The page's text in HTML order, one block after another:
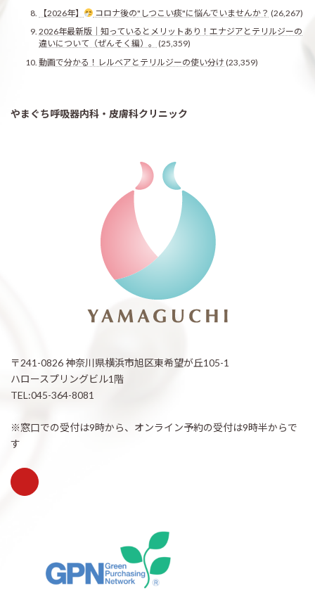
【2026年】
コロナ後の"しつこい痰"に悩んでいませんか？ (26,267)
2026年最新版｜知っているとメリットあり！エナジアとテリルジーの
違いについて（ぜんそく編）。
(25,359)
動画で分かる！レルベアとテリルジーの使い分け (23,359)
やまぐち呼吸器内科・皮膚科クリニック
〒241-0826 神奈川県横浜市旭区東希望が丘105-1
ハロースプリングビル1階
TEL:045-364-8081
※窓口での受付は9時から、オンライン予約の受付は9時半からで
す